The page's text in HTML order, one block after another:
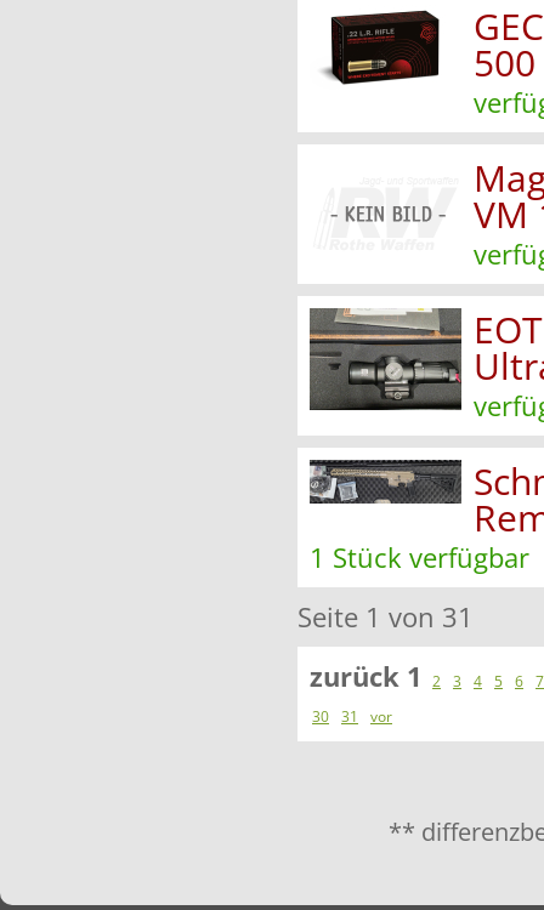
VM
1 Stück verfügbar
Seite 1 von 31
zurück 1 2 3 4 5 6 7
30 31 vor
**